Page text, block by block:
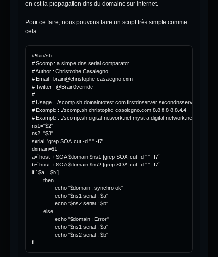
en est la propagation dns du domaine sur internet.
Pour ce faire, nous pouvons faire un script très simple comme
cela :
#!/bin/sh
# Scomp : a simple dns serial comparator
# Author : Christophe Casalegno
# Email : brain@christophe-casalegno.com
# Twitter : @Brain0verride
#
# Usage : ./scomp.sh domaintotest.com firstdnserver secondnsserver
# Example : ./scomp.sh christophe-casalegno.com 8.8.8.8 8.8.4.4
# Example : ./scomp.sh digital-network.net mystra.digital-network.net
ns1="$2"
ns2="$3"
serial='grep SOA |cut -d " " -f7'
domain=$1
a=`host -t SOA $domain $ns1 |grep SOA |cut -d " " -f7`
b=`host -t SOA $domain $ns2 |grep SOA |cut -d " " -f7`
if [ $a = $b ]
        then
                echo "$domain : synchro ok"
                echo "$ns1 serial : $a"
                echo "$ns2 serial : $b"
        else
                echo "$domain : Error"
                echo "$ns1 serial : $a"
                echo "$ns2 serial : $b"
fi